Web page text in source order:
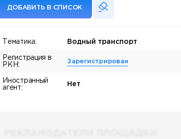
ДОБАВИТЬ В СПИСОК
Тематика: Водный транспорт
Регистрация в
РКН:
Зарегистрирован
Иностранный
агент:
Нет